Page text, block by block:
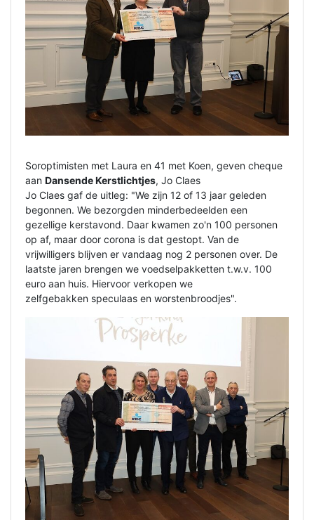
Soroptimisten met Laura en 41 met Koen, geven cheque
aan Dansende Kerstlichtjes, Jo Claes
Jo Claes gaf de uitleg: "We zijn 12 of 13 jaar geleden
begonnen. We bezorgden minderbedeelden een
gezellige kerstavond. Daar kwamen zo'n 100 personen
op af, maar door corona is dat gestopt. Van de
vrijwilligers blijven er vandaag nog 2 personen over. De
laatste jaren brengen we voedselpakketten t.w.v. 100
euro aan huis. Hiervoor verkopen we
zelfgebakken speculaas en worstenbroodjes".